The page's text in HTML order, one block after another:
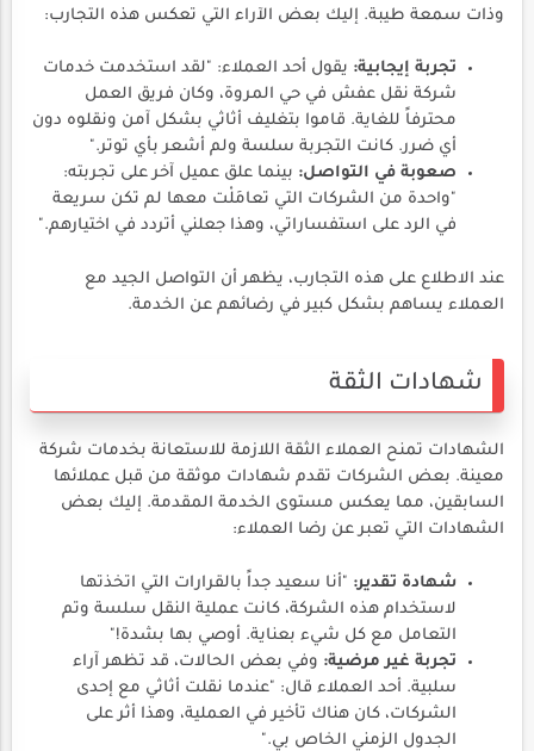
وذات سمعة طيبة. إليك بعض الآراء التي تعكس هذه التجارب:
تجربة إيجابية: يقول أحد العملاء: "لقد استخدمت خدمات
شركة نقل عفش في حي المروة، وكان فريق العمل
محترفاً للغاية. قاموا بتغليف أثاثي بشكل آمن ونقلوه دون
أي ضرر. كانت التجربة سلسة ولم أشعر بأي توتر."
صعوبة في التواصل: بينما علق عميل آخر على تجربته:
"واحدة من الشركات التي تعامَلْت معها لم تكن سريعة
في الرد على استفساراتي، وهذا جعلني أتردد في اختيارهم."
عند الاطلاع على هذه التجارب، يظهر أن التواصل الجيد مع
العملاء يساهم بشكل كبير في رضائهم عن الخدمة.
شهادات الثقة
الشهادات تمنح العملاء الثقة اللازمة للاستعانة بخدمات شركة
معينة. بعض الشركات تقدم شهادات موثقة من قبل عملائها
السابقين، مما يعكس مستوى الخدمة المقدمة. إليك بعض
الشهادات التي تعبر عن رضا العملاء:
شهادة تقدير: "أنا سعيد جداً بالقرارات التي اتخذتها
لاستخدام هذه الشركة، كانت عملية النقل سلسة وتم
التعامل مع كل شيء بعناية. أوصي بها بشدة!"
تجربة غير مرضية: وفي بعض الحالات، قد تظهر آراء
سلبية. أحد العملاء قال: "عندما نقلت أثاثي مع إحدى
الشركات، كان هناك تأخير في العملية، وهذا أثر على
الجدول الزمني الخاص بي."